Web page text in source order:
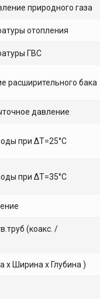
природного газа
отопления
ГВС
расширительного бака
давление
при ΔТ=25°С
при ΔТ=35°С
(коакс. /
х Ширина х Глубина )